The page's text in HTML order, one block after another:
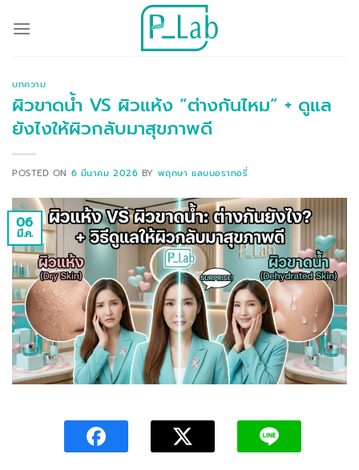
บทความ
ผิวขาดน้ำ VS ผิวแห้ง “ต่างกันไหม” + ดูแล
ยังไงให้ผิวกลับมาสุขภาพดี
POSTED ON 6 มีนาคม 2026 BY พฤกษา แลบบอราทอรี่
06
มี.ค.